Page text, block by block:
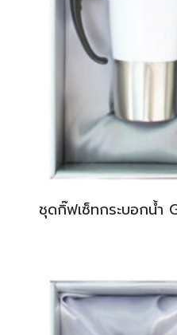
ชุดกิ๊ฟเซ็ทกระบอกน้ำ